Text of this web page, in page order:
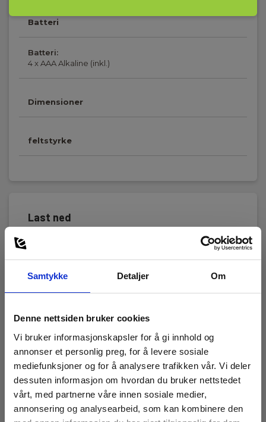
Samtykke Detaljer Om
Denne nettsiden bruker cookies
Vi bruker informasjonskapsler for å gi innhold og
annonser et personlig preg, for å levere sosiale
mediefunksjoner og for å analysere trafikken vår. Vi deler
dessuten informasjon om hvordan du bruker nettstedet
vårt, med partnerne våre innen sosiale medier,
annonsering og analysearbeid, som kan kombinere den
Batteri
Batteri:
4 x AAA Alkaline (inkl.)
Dimensioner
feltstyrke
Last ned
Elma_Manual_Elma_Elma_1392_EMF_tester__EN.pdf
Manualer
MSDS Datablad
toshiba_alkaline_dry_batteries_MSDS.pdf
Programvare
Elma_1392 EMF tester_Software_V10.01.zip